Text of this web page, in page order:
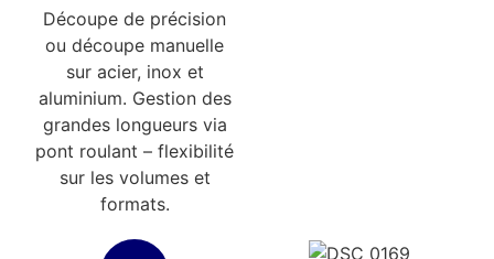
Découpe de précision
ou découpe manuelle
sur acier, inox et
aluminium. Gestion des
grandes longueurs via
pont roulant – flexibilité
sur les volumes et
formats.